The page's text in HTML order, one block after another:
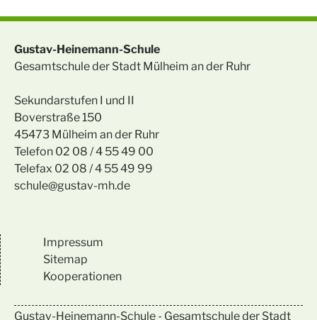
Gustav-Heinemann-Schule
Gesamtschule der Stadt Mülheim an der Ruhr
Sekundarstufen I und II
Boverstraße 150
45473 Mülheim an der Ruhr
Telefon 02 08 / 4 55 49 00
Telefax 02 08 / 4 55 49 99
schule@gustav-mh.de
Impressum
Sitemap
Kooperationen
Gustav-Heinemann-Schule - Gesamtschule der Stadt